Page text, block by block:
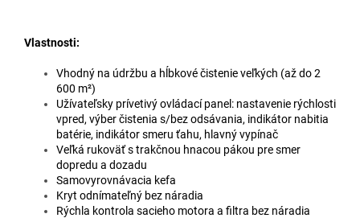
Vlastnosti:
Vhodný na údržbu a hĺbkové čistenie veľkých (až do 2
600 m²)
Užívateľsky prívetivý ovládací panel: nastavenie rýchlosti
vpred, výber čistenia s/bez odsávania, indikátor nabitia
batérie, indikátor smeru ťahu, hlavný vypínač
Veľká rukoväť s trakčnou hnacou pákou pre smer
dopredu a dozadu
Samovyrovnávacia kefa
Kryt odnímateľný bez náradia
Rýchla kontrola sacieho motora a filtra bez náradia